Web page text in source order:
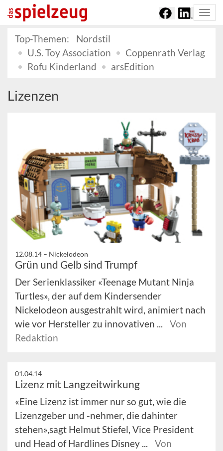
Top-Themen:
Nordstil
U.S. Toy Association
Coppenrath Verlag
Rofu Kinderland
arsEdition
Lizenzen
12.08.14 – Nickelodeon
Grün und Gelb sind Trumpf
Der Serienklassiker «Teenage Mutant Ninja
Turtles», der auf dem Kindersender
Nickelodeon ausgestrahlt wird, animiert nach
wie vor Hersteller zu innovativen ...
Von
Redaktion
01.04.14
Lizenz mit Langzeitwirkung
«Eine Lizenz ist immer nur so gut, wie die
Lizenzgeber und -nehmer, die dahinter
stehen»,sagt Helmut Stiefel, Vice President
und Head of Hardlines Disney ...
Von